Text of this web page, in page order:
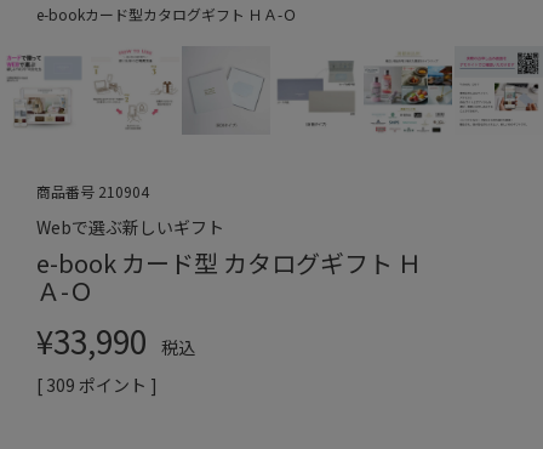
e-bookカード型カタログギフト ＨＡ-Ｏ
商品番号 210904
Webで選ぶ新しいギフト
e-book カード型 カタログギフト Ｈ
Ａ-Ｏ
¥33,990
税込
[ 309 ポイント ]